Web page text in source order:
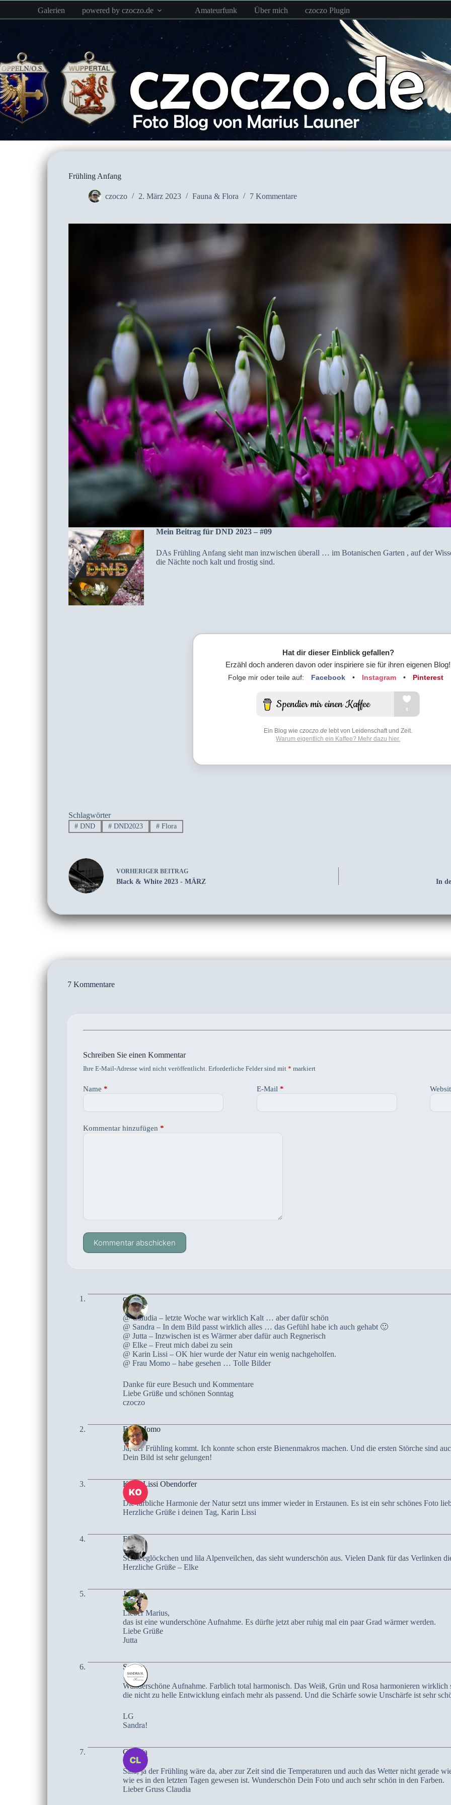
springen
Galerien powered by czoczo.de Amateurfunk Über mich czoczo Plugin
Frühling Anfang
czoczo 2. März 2023 Fauna & Flora 7 Kommentare
Mein Beitrag für DND 2023 – #09
DAs Frühling Anfang sieht man inzwischen überall … im Botanischen Garten , auf der
die Nächte noch kalt und frostig sind.
Hat dir dieser Einblick gefallen?
Erzähl doch anderen davon oder inspiriere sie für ihren eigenen Blog!
Folge mir oder teile auf: Facebook • Instagram • Pinterest
Ein Blog wieczoczo.de lebt von Leidenschaft und Zeit.
Warum eigentlich ein Kaffee? Mehr dazu hier.
Schlagwörter
# DND # DND2023 # Flora
VORHERIGER BEITRAG
Black & White 2023 - MÄRZ In
7 Kommentare
Schreiben Sie einen Kommentar
Ihre E-Mail-Adresse wird nicht veröffentlicht. Erforderliche Felder sind mit * markiert
Name * E-Mail*
Kommentar hinzufügen *
Kommentar abschicken
czoczo
@ Claudia – letzte Woche war wirklich Kalt … aber dafür schön
@ Sandra – In dem Bild passt wirklich alles … das Gefühl habe ich auch gehabt 🙂
@ Jutta – Inzwischen ist es Wärmer aber dafür auch Regnerisch
@ Elke – Freut mich dabei zu sein
@ Karin Lissi – OK hier wurde der Natur ein wenig nachgeholfen.
@ Frau Momo – habe gesehen … Tolle Bilder
Danke für eure Besuch und Kommentare
Liebe Grüße und schönen Sonntag
czoczo
Frau Momo
Ja, der Frühling kommt. Ich konnte schon erste Bienenmakros machen. Und die ersten Störche sind
Dein Bild ist sehr gelungen!
Karin Lissi Obendorfer
Die farbliche Harmonie der Natur setzt uns immer wieder in Erstaunen. Es ist ein sehr schönes Foto
Herzliche Grüße i deinen Tag, Karin Lissi
Elke
Schneeglöckchen und lila Alpenveilchen, das sieht wunderschön aus. Vielen Dank für das Verlinken
Herzliche Grüße – Elke
Jutta
Lieber Marius,
das ist eine wunderschöne Aufnahme. Es dürfte jetzt aber ruhig mal ein paar Grad wärmer werden.
Liebe Grüße
Jutta
Sandra
Wunderschöne Aufnahme. Farblich total harmonisch. Das Weiß, Grün und Rosa harmonieren
die nicht zu helle Entwicklung einfach mehr als passend. Und die Schärfe sowie Unschärfe ist sehr
LG
Sandra!
Claudia
Salü, ja der Frühling wäre da, aber zur Zeit sind die Temperaturen und auch das Wetter nicht gerade
wie es in den letzten Tagen gewesen ist. Wunderschön Dein Foto und auch sehr schön in den Farben.
Lieber Gruss Claudia